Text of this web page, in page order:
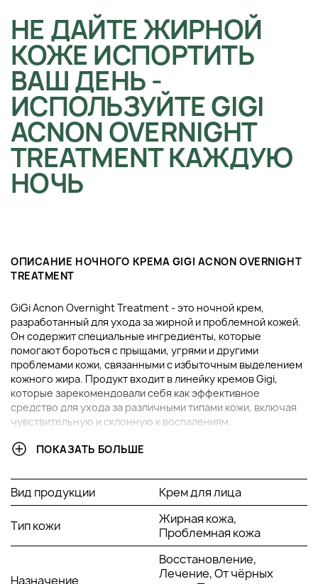
НЕ ДАЙТЕ ЖИРНОЙ
КОЖЕ ИСПОРТИТЬ
ВАШ ДЕНЬ -
ИСПОЛЬЗУЙТЕ GIGI
ACNON OVERNIGHT
TREATMENT КАЖДУЮ
НОЧЬ
ОПИСАНИЕ НОЧНОГО КРЕМА GIGI ACNON OVERNIGHT
TREATMENT
GiGi Acnon Overnight Treatment - это ночной крем,
разработанный для ухода за жирной и проблемной кожей.
Он содержит специальные ингредиенты, которые
помогают бороться с прыщами, угрями и другими
проблемами кожи, связанными с избыточным выделением
кожного жира. Продукт входит в линейку кремов Gigi,
которые зарекомендовали себя как эффективное
средство для ухода за различными типами кожи, включая
чувствительную и склонную к воспалениям.
GIGI ACNON OVERNIGHT TREATMENT - ЭТО НОЧНОЙ
ДЛЯ ЖИРНОЙ И ПРОБЛЕМНОЙ КОЖИ. ВОТ
НЕСКОЛЬКО ПРЕИМУЩЕСТВ ИСПОЛЬЗОВАНИЯ
ЭТОГО КРЕМА:
Борьба с прыщами и угрями: GiGi Acnon Overnight
Treatment содержит специальные ингредиенты,
которые помогают бороться с прыщами и угрями,
ПОКАЗАТЬ БОЛЬШЕ
Вид продукции Крем для лица
Тип кожи
Жирная кожа,
Проблемная кожа
Назначение
Восстановление,
Лечение, От чёрных